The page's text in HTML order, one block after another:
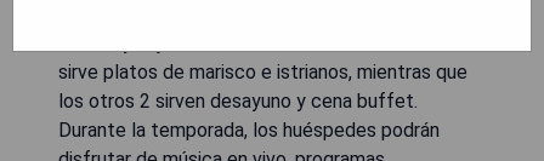
sirve platos de marisco e istrianos, mientras que
los otros 2 sirven desayuno y cena buffet.
Durante la temporada, los huéspedes podrán